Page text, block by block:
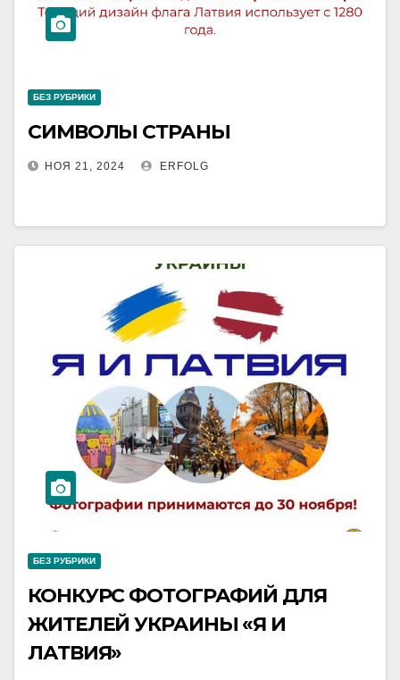
БЕЗ РУБРИКИ
СИМВОЛЫ СТРАНЫ
НОЯ 21, 2024 ERFOLG
БЕЗ РУБРИКИ
КОНКУРС ФОТОГРАФИЙ ДЛЯ
ЖИТЕЛЕЙ УКРАИНЫ «Я И
ЛАТВИЯ»